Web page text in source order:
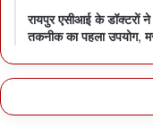
रायपुर एसीआई के डॉक्टरों
तकनीक का पहला उपयोग,